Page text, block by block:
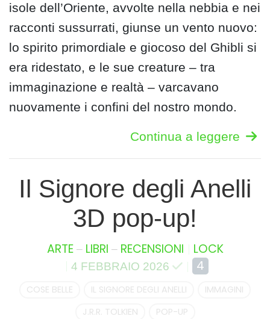
isole dell’Oriente, avvolte nella nebbia e nei
racconti sussurrati, giunse un vento nuovo:
lo spirito primordiale e giocoso del Ghibli si
era ridestato, e le sue creature – tra
immaginazione e realtà – varcavano
nuovamente i confini del nostro mondo.
Continua a leggere
Il Signore degli Anelli
3D pop-up!
ARTE– LIBRI – RECENSIONI LOCK
4 FEBBRAIO 2026 4
COSE BELLE IL SIGNORE DEGLI ANELLI
IMMAGINI
J.R.R. TOLKIEN
POP-UP